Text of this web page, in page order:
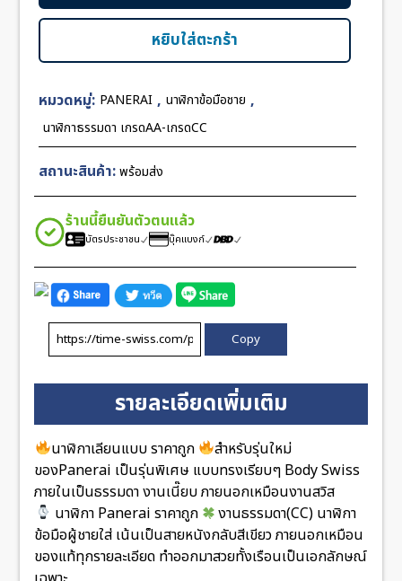
1950
Dial
CC
ชิ้น
หยิบใส่ตะกร้า
หมวดหมู่: PANERAI , นาฬิกาข้อมือชาย ,
นาฬิกาธรรมดา เกรดAA-เกรดCC
สถานะสินค้า:พร้อมส่ง
ร้านนี้ยืนยันตัวตนแล้ว
บัตรประชาชน บุ๊คแบงก์
Copy
รายละเอียดเพิ่มเติม
นาฬิกาเลียนแบบ ราคาถูก
สำหรับรุ่นใหม่
ของPanerai เป็นรุ่นพิเศษ แบบทรงเรียบๆ Body Swiss
ภายในเป็นธรรมดา งานเนี๊ยบ ภายนอกเหมือนงานสวิส
นาฬิกา Panerai ราคาถูก
งานธรรมดา(CC) นาฬิกา
ข้อมือผู้ชายใส่ เน้นเป็นสายหนังกลับสีเขียว ภายนอกเหมือน
ของแท้ทุกรายละเอียด ทำออกมาสวยทั้งเรือนเป็นเอกลักษณ์